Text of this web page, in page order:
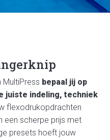
bepaal jij op
juiste indeling, techniek
flexodrukopdrachten
een scherpe prijs met
presets hoeft jouw